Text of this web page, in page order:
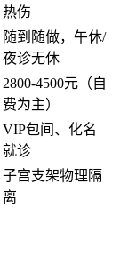
热伤
随到随做，午休/
夜诊无休
2800-4500元（自
费为主）
VIP包间、化名
就诊
子宫支架物理隔
离